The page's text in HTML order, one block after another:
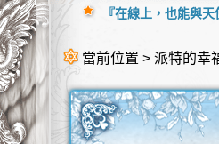
當前位置 > 派特的幸
『在線上，也能與天